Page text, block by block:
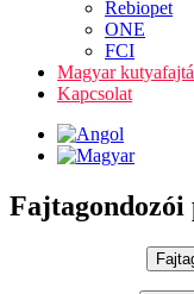
Rebiopet
ONE
FCI
Magyar
Kapcsolat
Fajtagondozói